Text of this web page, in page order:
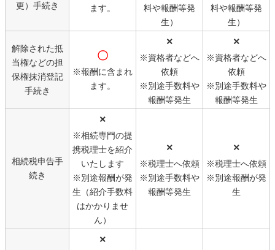
更）手続き
ます。
料や報酬等発
生）
料や報酬等発
生）
解除された抵
当権などの担
保権抹消登記
手続き
〇
※報酬に含まれ
ます。
×
※資格者などへ
依頼
※別途手数料や
報酬等発生
×
※資格者などへ
依頼
※別途手数料や
報酬等発生
相続税申告手
続き
×
※相続専門の提
携税理士を紹介
いたします
※別途報酬が発
生（紹介手数料
はかかりませ
ん）
×
※税理士へ依頼
※別途手数料や
報酬等発生
×
※税理士へ依頼
※別途報酬が発
生
×